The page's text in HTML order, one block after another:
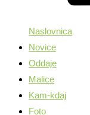
Naslovnica
Novice
Oddaje
Malice
Kam-kdaj
Foto